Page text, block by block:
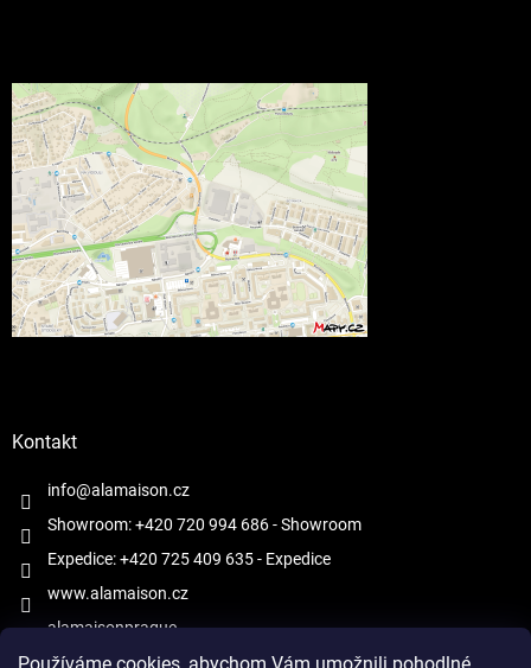
Kontakt
info@alamaison.cz
Showroom: +420 720 994 686- Showroom
Expedice: +420 725 409 635- Expedice
www.alamaison.cz
alamaisonprague